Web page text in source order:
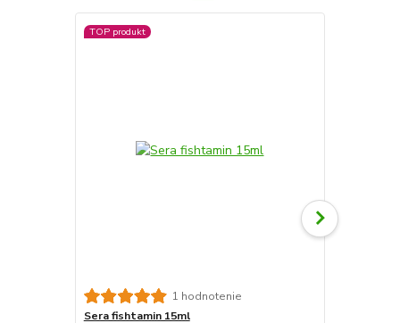
TOP produkt
1 hodnotenie
Sera fishtamin 15ml